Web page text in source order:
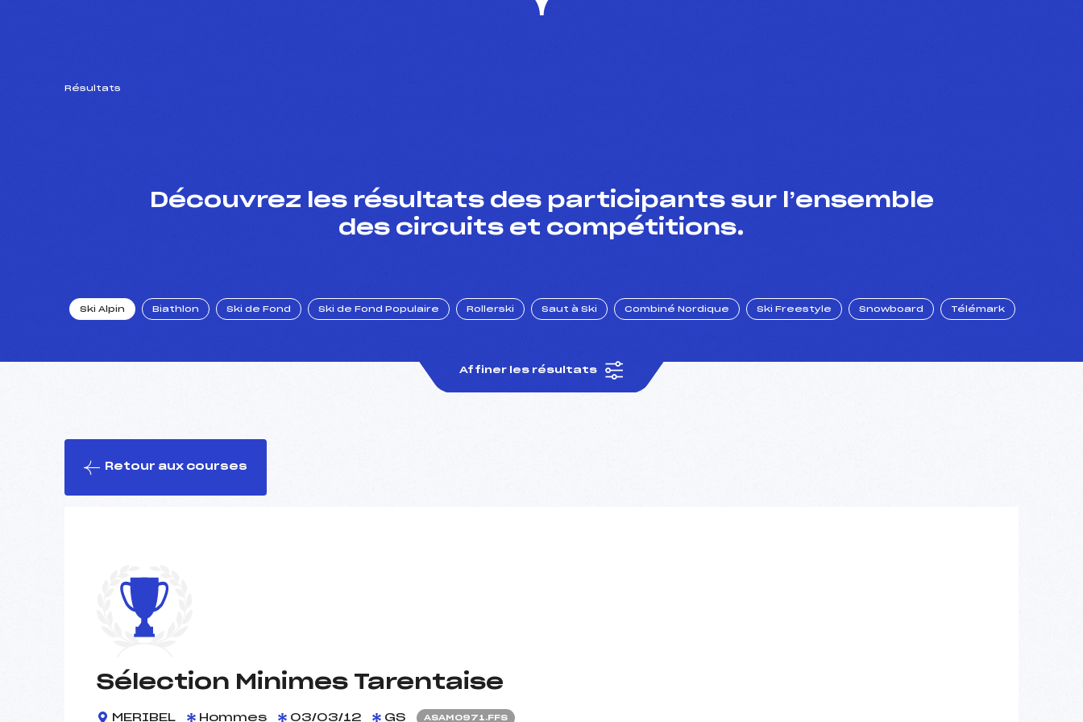
Résultats
Découvrez les résultats des participants sur l’ensemble
des circuits et compétitions.
Ski Alpin Biathlon Ski de Fond Ski de Fond Populaire Rollerski Saut à Ski Combiné Nordique Ski Freestyle Snowboard Télémark
Affiner les résultats
Retour aux courses
Sélection Minimes Tarentaise
MERIBEL Hommes 03/03/12 GS ASAM0971.FFS